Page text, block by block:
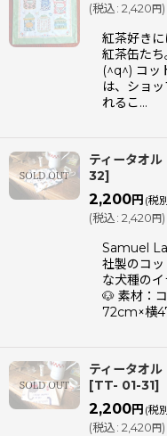
(税込: 2,420 円)
紅茶好き
紅茶缶た
(^q^) コッ
は、ショ
れるこ…
ティータオ
32]
2,200円 (税
(税込: 2,420 円)
Samuel
社製のコ
な犬種の
🐶 素材：
72cm×横
ティータオ
[TT- 01-31]
2,200円 (税
(税込: 2,420 円)